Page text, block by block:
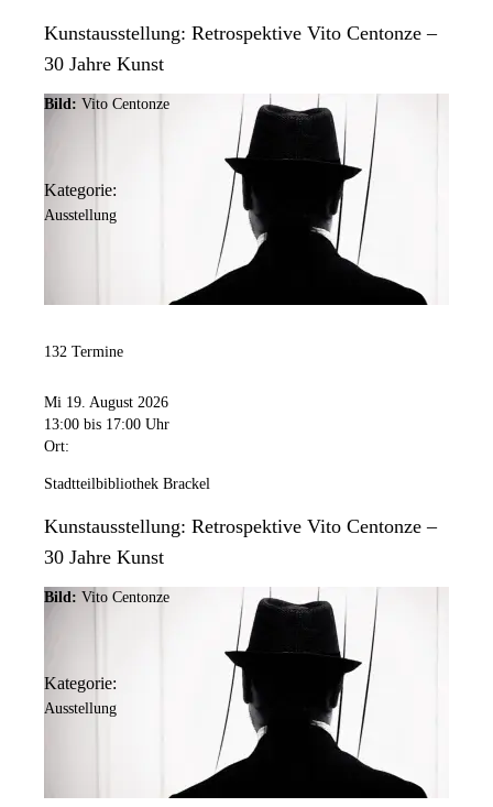
Kunstausstellung: Retrospektive Vito Centonze –
30 Jahre Kunst
Bild: Vito Centonze
Kategorie:
Ausstellung
132 Termine
Mi 19. August 2026
13:00 bis 17:00 Uhr
Ort:
Stadtteilbibliothek Brackel
Kunstausstellung: Retrospektive Vito Centonze –
30 Jahre Kunst
Bild: Vito Centonze
Kategorie:
Ausstellung